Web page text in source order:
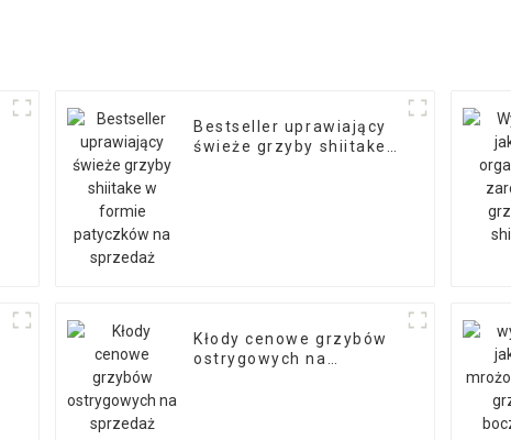
Bestseller uprawiający
świeże grzyby shiitake
Kłody cenowe grzybów
ostrygowych na